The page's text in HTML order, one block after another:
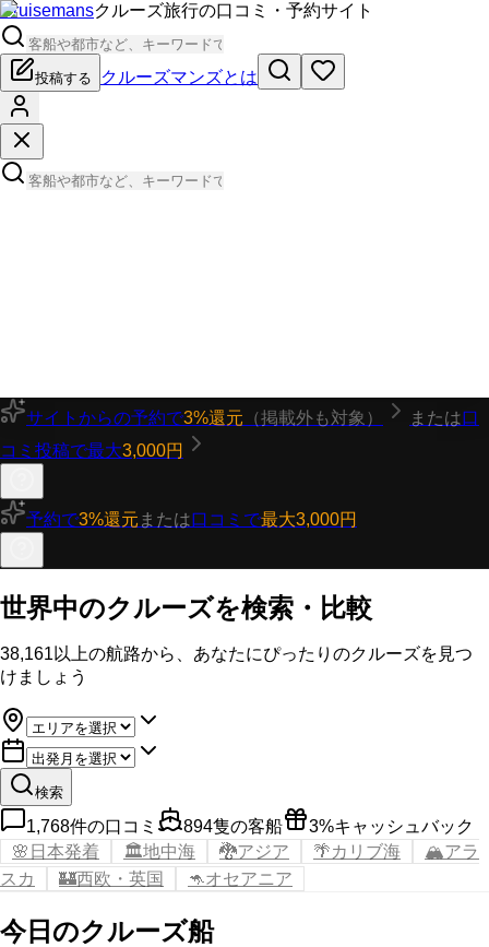
Cruisemansクルーズ旅行の口コミ・予約サイト
投稿する クルーズマンズとは
サイトからの予約で3%還元 （掲載外も対象） または口
コミ投稿で最大3,000円
予約で3%還元 または口コミで最大3,000円
世界中のクルーズを検索・比較
38,161 以上の航路から、あなたにぴったりのクルーズを見つ
けましょう
検索
1,768件の口コミ 894隻の客船
3%キャッシュバック
🌸 日本発着 🏛️地中海 🐉アジア 🌴カリブ海 🏔️アラ
スカ
🏰西欧・英国 🦘オセアニア
今日のクルーズ船